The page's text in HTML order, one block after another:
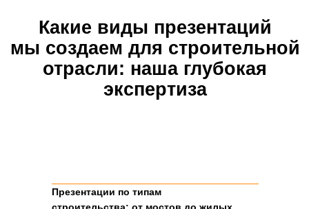
Презентации по типам